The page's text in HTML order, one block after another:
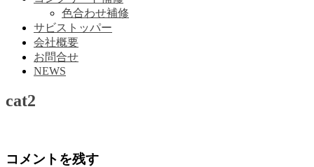
色合わせ補修
サビストッパー
会社概要
お問合せ
NEWS
cat2
コメントを残す